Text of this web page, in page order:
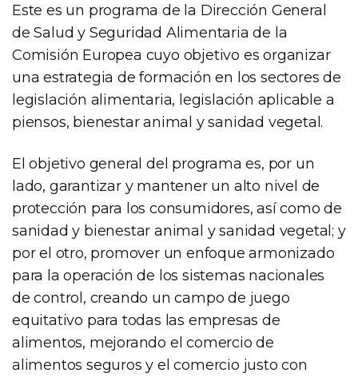
Este es un programa de la Dirección General
de Salud y Seguridad Alimentaria de la
Comisión Europea cuyo objetivo es organizar
una estrategia de formación en los sectores de
legislación alimentaria, legislación aplicable a
piensos, bienestar animal y sanidad vegetal.
El objetivo general del programa es, por un
lado, garantizar y mantener un alto nivel de
protección para los consumidores, así como de
sanidad y bienestar animal y sanidad vegetal; y
por el otro, promover un enfoque armonizado
para la operación de los sistemas nacionales
de control, creando un campo de juego
equitativo para todas las empresas de
alimentos, mejorando el comercio de
alimentos seguros y el comercio justo con